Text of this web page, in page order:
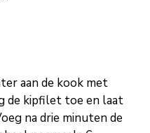
aan de kook met
de kipfilet toe en laat
na drie minuten de